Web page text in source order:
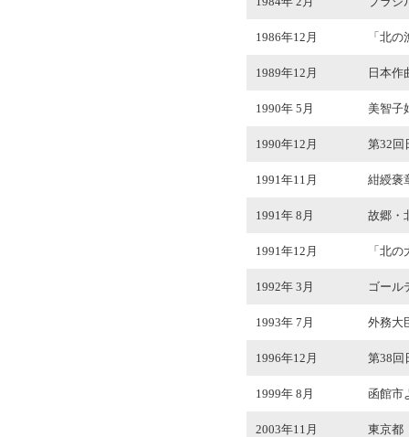
1986年12月 「北
1989年12月 日本作
1990年 5月 美智子
1990年12月 第32回
1991年11月 紺綬褒
1991年 8月 故郷・
1991年12月 「北
1992年 3月 ゴール
1993年 7月 外務大
1996年12月 第38回
1999年 8月 函館市
2003年11月 東京都